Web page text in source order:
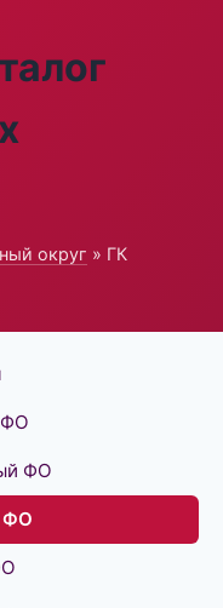
округ » ГК
ФО
ФО
ФО